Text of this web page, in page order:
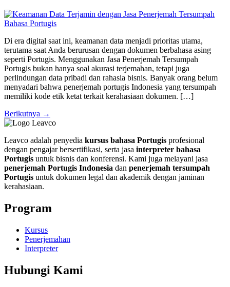
Di era digital saat ini, keamanan data menjadi prioritas utama,
terutama saat Anda berurusan dengan dokumen berbahasa asing
seperti Portugis. Menggunakan Jasa Penerjemah Tersumpah
Portugis bukan hanya soal akurasi terjemahan, tetapi juga
perlindungan data pribadi dan rahasia bisnis. Banyak orang belum
menyadari bahwa penerjemah portugis Indonesia yang tersumpah
memiliki kode etik ketat terkait kerahasiaan dokumen. […]
Berikutnya →
Leavco adalah penyedia kursus bahasa Portugis profesional
dengan pengajar bersertifikasi, serta jasa interpreter bahasa
Portugis untuk bisnis dan konferensi. Kami juga melayani jasa
penerjemah Portugis Indonesia dan penerjemah tersumpah
Portugis untuk dokumen legal dan akademik dengan jaminan
kerahasiaan.
Program
Kursus
Penerjemahan
Interpreter
Hubungi Kami